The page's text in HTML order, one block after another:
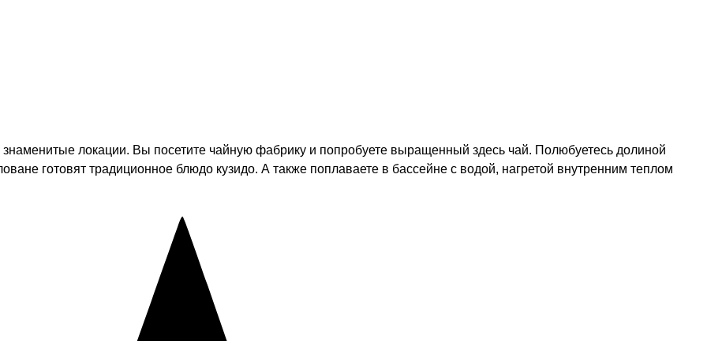
локации. Вы посетите чайную фабрику и попробуете выращенный здесь чай. Полюбуетесь долиной
готовят традиционное блюдо кузидо. А также поплаваете в бассейне с водой, нагретой внутренним теплом